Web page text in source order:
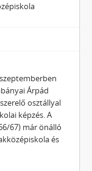
Árpád
osztállyal
képzés. A
67) már önálló
és